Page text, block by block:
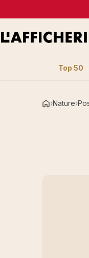
Top 50
Accueil
Nature